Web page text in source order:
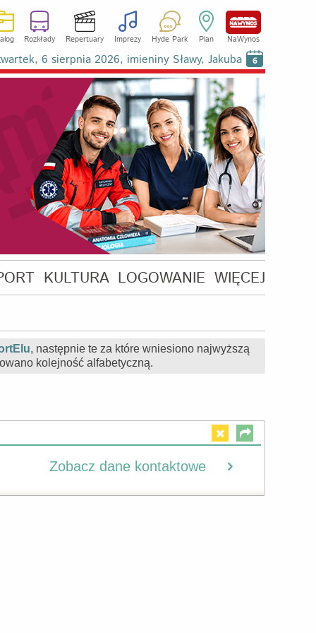
Rozkłady Repertuary Imprezy Hyde Park Plan NaWynos
6 sierpnia 2026, imieniny Sławy, Jakuba 6
KULTURA LOGOWANIE WIĘCEJ
, następnie te za które wniesiono najwyższą
kolejność alfabetyczną.
Zobacz dane kontaktowe